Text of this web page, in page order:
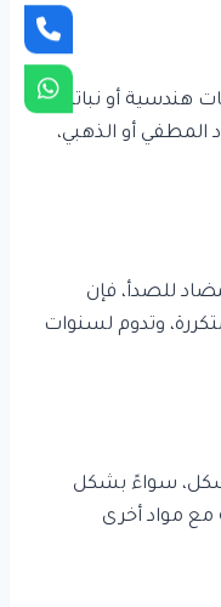
هندسية أو نباتية،
المطفي أو الذهبي،
للصدأ، فإن
وتدوم لسنوات
شكل، سواءً بشكل
مواد أخرى